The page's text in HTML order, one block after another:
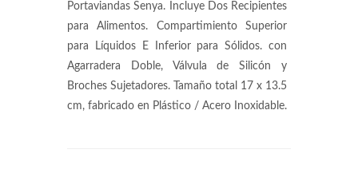
Portaviandas Senya. Incluye Dos Recipientes
para Alimentos. Compartimiento Superior
para Líquidos E Inferior para Sólidos. con
Agarradera Doble, Válvula de Silicón y
Broches Sujetadores. Tamaño total 17 x 13.5
cm, fabricado en Plástico / Acero Inoxidable.